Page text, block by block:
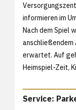
informieren im
Nach dem Spiel
anschließendem
erwartet. Auf
Heimspiel-Zeit,
Service: